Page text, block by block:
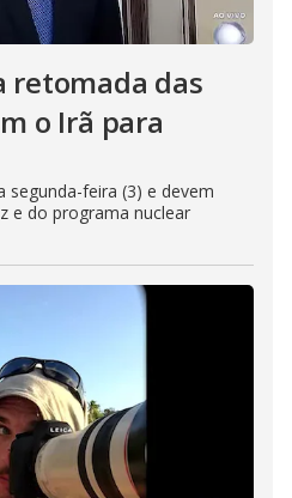
retomada das
o Irã para
segunda-feira (3) e devem
e do programa nuclear